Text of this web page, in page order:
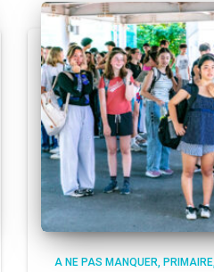
A NE PAS MANQUER PRIMAIRE